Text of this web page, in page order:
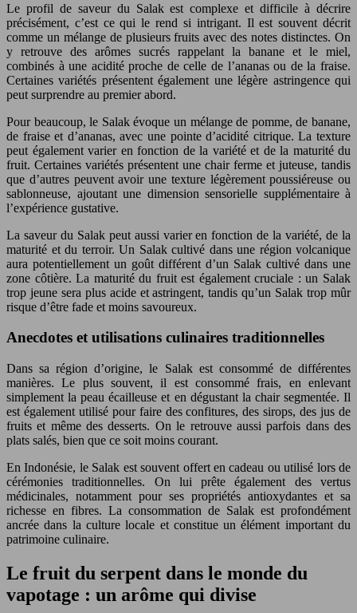
Le profil de saveur du Salak est complexe et difficile à décrire
précisément, c’est ce qui le rend si intrigant. Il est souvent décrit
comme un mélange de plusieurs fruits avec des notes distinctes. On
y retrouve des arômes sucrés rappelant la banane et le miel,
combinés à une acidité proche de celle de l’ananas ou de la fraise.
Certaines variétés présentent également une légère astringence qui
peut surprendre au premier abord.
Pour beaucoup, le Salak évoque un mélange de pomme, de banane,
de fraise et d’ananas, avec une pointe d’acidité citrique. La texture
peut également varier en fonction de la variété et de la maturité du
fruit. Certaines variétés présentent une chair ferme et juteuse, tandis
que d’autres peuvent avoir une texture légèrement poussiéreuse ou
sablonneuse, ajoutant une dimension sensorielle supplémentaire à
l’expérience gustative.
La saveur du Salak peut aussi varier en fonction de la variété, de la
maturité et du terroir. Un Salak cultivé dans une région volcanique
aura potentiellement un goût différent d’un Salak cultivé dans une
zone côtière. La maturité du fruit est également cruciale : un Salak
trop jeune sera plus acide et astringent, tandis qu’un Salak trop mûr
risque d’être fade et moins savoureux.
Anecdotes et utilisations culinaires traditionnelles
Dans sa région d’origine, le Salak est consommé de différentes
manières. Le plus souvent, il est consommé frais, en enlevant
simplement la peau écailleuse et en dégustant la chair segmentée. Il
est également utilisé pour faire des confitures, des sirops, des jus de
fruits et même des desserts. On le retrouve aussi parfois dans des
plats salés, bien que ce soit moins courant.
En Indonésie, le Salak est souvent offert en cadeau ou utilisé lors de
cérémonies traditionnelles. On lui prête également des vertus
médicinales, notamment pour ses propriétés antioxydantes et sa
richesse en fibres. La consommation de Salak est profondément
ancrée dans la culture locale et constitue un élément important du
patrimoine culinaire.
Le fruit du serpent dans le monde du
vapotage : un arôme qui divise